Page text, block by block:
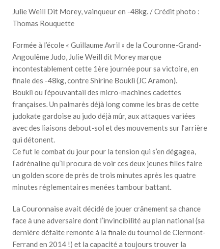
Julie Weill Dit Morey, vainqueur en -48kg. / Crédit photo :
Thomas Rouquette
Formée à l’école « Guillaume Avril » de la Couronne-Grand-
Angoulême Judo, Julie Weill dit Morey marque
incontestablement cette 1ère journée pour sa victoire, en
finale des -48kg, contre Shirine Boukli (JC Aramon).
Boukli ou l’épouvantail des micro-machines cadettes
françaises. Un palmarès déjà long comme les bras de cette
judokate gardoise au judo déjà mûr, aux attaques variées
avec des liaisons debout-sol et des mouvements sur l’arrière
qui détonent.
Ce fut le combat du jour pour la tension qui s’en dégagea,
l’adrénaline qu’il procura de voir ces deux jeunes filles faire
un golden score de près de trois minutes après les quatre
minutes réglementaires menées tambour battant.
La Couronnaise avait décidé de jouer crânement sa chance
face à une adversaire dont l’invincibilité au plan national (sa
dernière défaite remonte à la finale du tournoi de Clermont-
Ferrand en 2014 !) et la capacité a toujours trouver la